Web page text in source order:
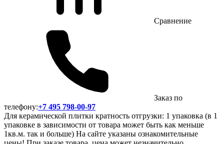
Сравнение
Заказ по
телефону:+7 495 798-00-97
Для керамической плитки кратность отгрузки: 1 упаковка (в 1
упаковке в зависимости от товара может быть как меньше
1кв.м. так и больше) На сайте указаны ознакомительные